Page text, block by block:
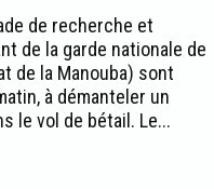
de recherche et
de la garde nationale de
de la Manouba) sont
à démanteler un
le vol de bétail. Le...